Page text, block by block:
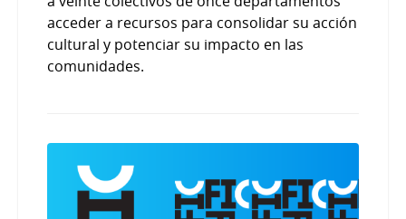
acceder a recursos para consolidar su acción
cultural y potenciar su impacto en las
comunidades.